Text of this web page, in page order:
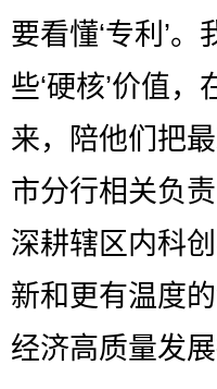
要看懂‘专利’
些‘硬核’价值
来，陪他们把
市分行相关负
深耕辖区内科
新和更有温度
经济高质量发